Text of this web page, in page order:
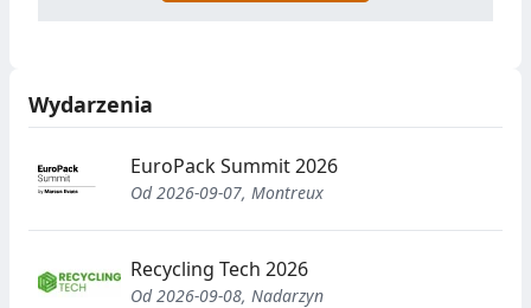
Wydarzenia
EuroPack Summit 2026
Od 2026-09-07, Montreux
Recycling Tech 2026
Od 2026-09-08, Nadarzyn